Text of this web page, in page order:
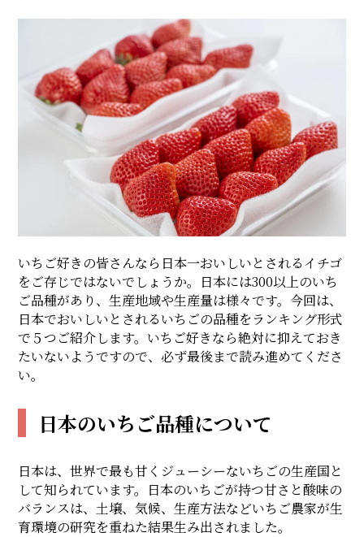
いちご好きの皆さんなら日本一おいしいとされるイチゴ
をご存じではないでしょうか。日本には300以上のいち
ご品種があり、生産地域や生産量は様々です。今回は、
日本でおいしいとされるいちごの品種をランキング形式
で５つご紹介します。いちご好きなら絶対に抑えておき
たいないようですので、必ず最後まで読み進めてくださ
い。
日本のいちご品種について
日本は、世界で最も甘くジューシーないちごの生産国と
して知られています。日本のいちごが持つ甘さと酸味の
バランスは、土壌、気候、生産方法などいちご農家が生
育環境の研究を重ねた結果生み出されました。